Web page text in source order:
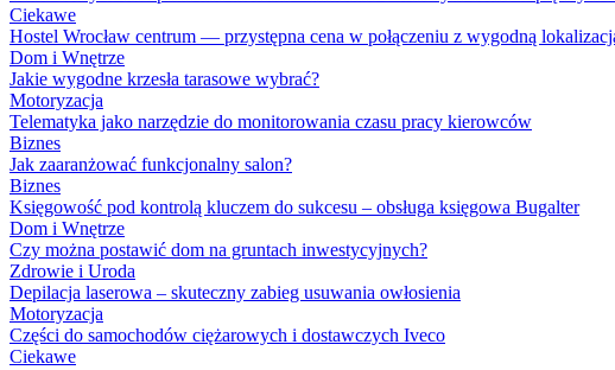
Ciekawe
Hostel Wrocław centrum — przystępna cena w połączeniu z wygodną
Dom i Wnętrze
Jakie wygodne krzesła tarasowe wybrać?
Motoryzacja
Telematyka jako narzędzie do monitorowania czasu pracy kierowców
Biznes
Jak zaaranżować funkcjonalny salon?
Biznes
Księgowość pod kontrolą kluczem do sukcesu – obsługa księgowa Bugalter
Dom i Wnętrze
Czy można postawić dom na gruntach inwestycyjnych?
Zdrowie i Uroda
Depilacja laserowa – skuteczny zabieg usuwania owłosienia
Motoryzacja
Części do samochodów ciężarowych i dostawczych Iveco
Ciekawe